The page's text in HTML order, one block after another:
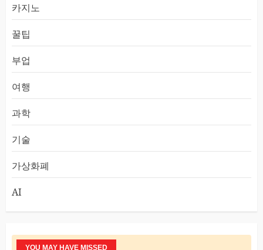
카지노
꿀팁
부업
여행
과학
기술
가상화폐
AI
YOU MAY HAVE MISSED